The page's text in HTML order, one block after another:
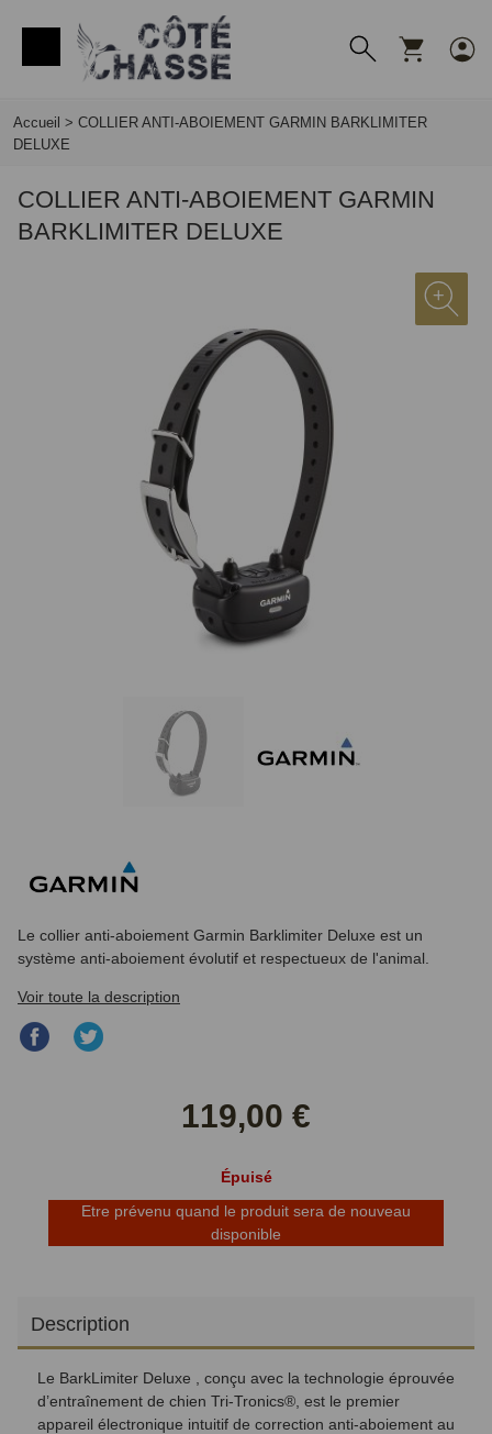
Accueil > COLLIER ANTI-ABOIEMENT GARMIN BARKLIMITER
DELUXE
COLLIER ANTI-ABOIEMENT GARMIN
BARKLIMITER DELUXE
Le collier anti-aboiement Garmin Barklimiter Deluxe est un
système anti-aboiement évolutif et respectueux de l'animal.
Voir toute la description
Partager
119,00 €
Épuisé
Etre prévenu quand le produit sera de nouveau
disponible
Description
Le BarkLimiter Deluxe , conçu avec la technologie éprouvée
d’entraînement de chien Tri-Tronics®, est le premier
appareil électronique intuitif de correction anti-aboiement au